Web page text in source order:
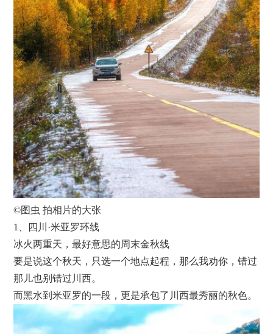
©图虫 拍相片的大张
1、四川·米亚罗环线
冰火两重天，最好意思的周末金秋线
要是说这个秋天，只选一个地点起程，那么我劝你，错过
那儿也别错过川西。
而黑水到米亚罗的一段，更是承包了川西最秀丽的秋色。